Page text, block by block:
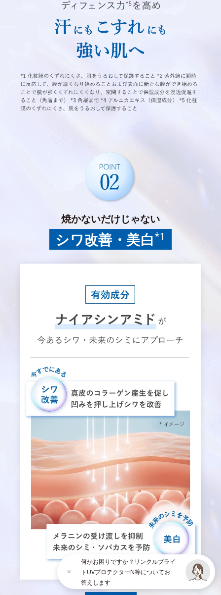
焼かないだけじゃない
シワ改善・美白*1
何かお困りですか？リンクルブライ
トUVプロテクターN等についてお
答えします